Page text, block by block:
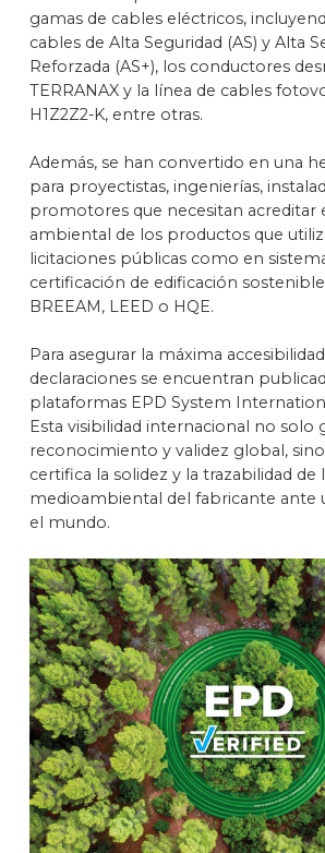
gamas de cables eléc­tricos,
cables de Alta Seguridad (AS) y Alta
Reforza­da (AS+), los conductores
TERRANAX y la línea de cables
H1Z2Z2-K, entre otras.
Además, se han convertido en una
para proyectistas, ingenierías,
promotores que necesitan acreditar
ambiental de los productos que
licitaciones públicas como en
certificación de edificación
BREEAM, LEED o HQE.
Para asegurar la máxima
declaraciones se encuentran
plataformas EPD System
Esta visibilidad internacional no solo
reconocimiento y validez global,
certifica la solidez y la trazabilidad
medioambiental del fabricante ante
el mundo.